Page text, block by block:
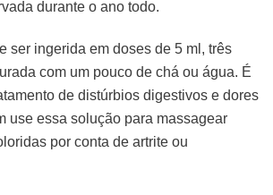
durante o ano todo.
ser ingerida em doses de 5 ml, três
com um pouco de chá ou água. É
de distúrbios digestivos e dores
use essa solução para massagear
por conta de artrite ou